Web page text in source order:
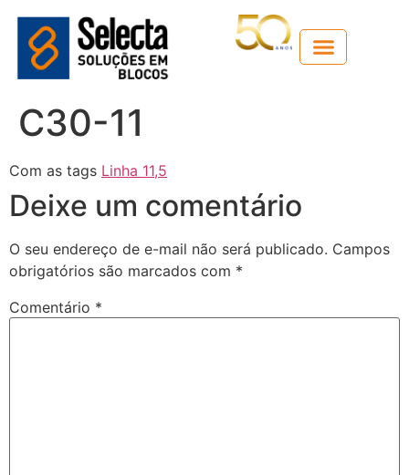
C30-11
Com as tags Linha 11,5
Deixe um comentário
O seu endereço de e-mail não será publicado. Campos
obrigatórios são marcados com *
Comentário *